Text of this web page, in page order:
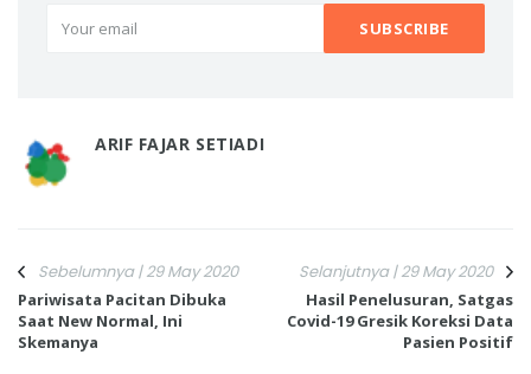
ARIF FAJAR SETIADI
Sebelumnya | 29 May 2020
Pariwisata Pacitan Dibuka
Saat New Normal, Ini
Skemanya
Selanjutnya | 29 May 2020
Hasil Penelusuran, Satgas
Covid-19 Gresik Koreksi Data
Pasien Positif